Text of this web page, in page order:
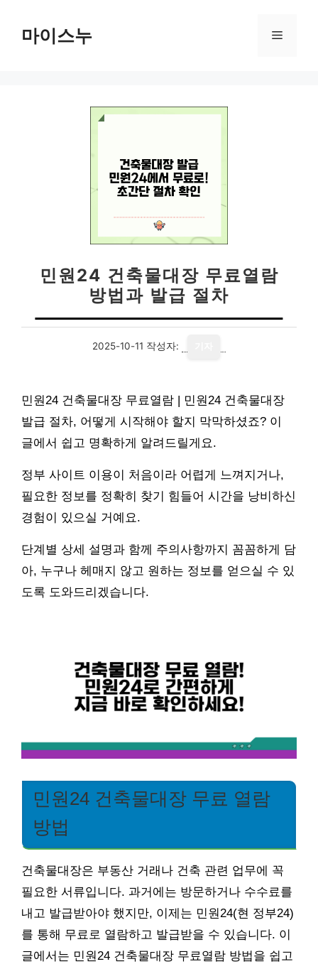
마이스누 메
민원24 건축물대장 무료열람
방법과 발급 절차
2025-10-11 작성자:
민원24 건축물대장 무료열람 | 민원24 건축물대장
발급 절차, 어떻게 시작해야 할지 막막하셨죠? 이
글에서 쉽고 명확하게 알려드릴게요.
정부 사이트 이용이 처음이라 어렵게 느껴지거나,
필요한 정보를 정확히 찾기 힘들어 시간을 낭비하신
경험이 있으실 거예요.
단계별 상세 설명과 함께 주의사항까지 꼼꼼하게 담
아, 누구나 헤매지 않고 원하는 정보를 얻으실 수 있
도록 도와드리겠습니다.
민원24 건축물대장 무료 열람
방법
건축물대장은 부동산 거래나 건축 관련 업무에 꼭
필요한 서류입니다. 과거에는 방문하거나 수수료를
내고 발급받아야 했지만, 이제는 민원24(현 정부24)
를 통해 무료로 열람하고 발급받을 수 있습니다. 이
글에서는 민원24 건축물대장 무료열람 방법을 쉽고